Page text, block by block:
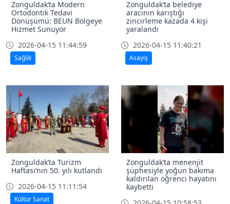
Zonguldak’ta Modern
Ortodontik Tedavi
Dönüşümü: BEUN Bölgeye
Hizmet Sunuyor
2026-04-15 11:44:59
Sağlık
Zonguldak’ta belediye
aracının karıştığı
zincirleme kazada 4 kişi
yaralandı
2026-04-15 11:40:21
Asayiş
Zonguldak’ta Turizm
Haftası’nın 50. yılı kutlandı
2026-04-15 11:11:54
Kültür Sanat
Zonguldak’ta menenjit
şüphesiyle yoğun bakıma
kaldırılan öğrenci hayatını
kaybetti